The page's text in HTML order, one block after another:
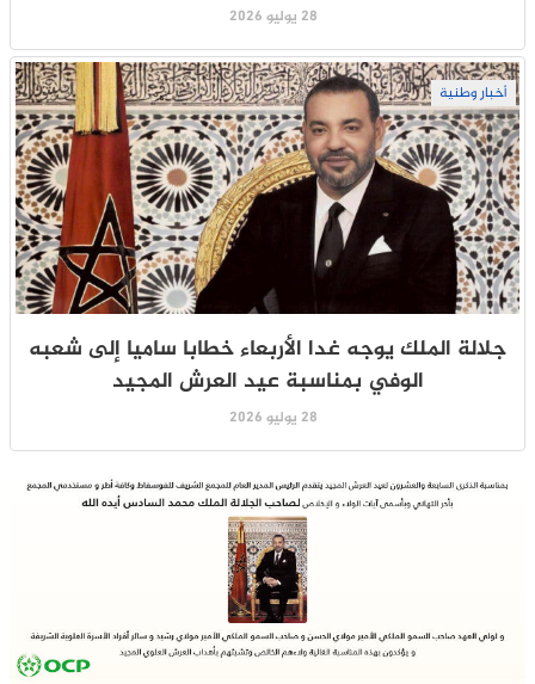
28 يوليو 2026
أخبار وطنية
جلالة الملك يوجه غدا الأربعاء خطابا ساميا إلى شعبه
الوفي بمناسبة عيد العرش المجيد
28 يوليو 2026